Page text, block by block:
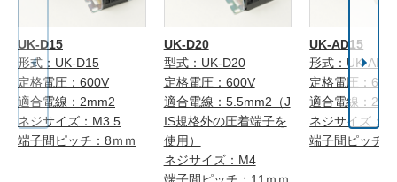
UK-D15
形式：UK-D15
定格電圧：600V
適合電線：2mm2
ネジサイズ：M3.5
端子間ピッチ：8ｍｍ
UK-D20
型式：UK-D20
定格電圧：600V
適合電線：5.5mm2（J
IS規格外の圧着端子を
使用）
ネジサイズ：M4
端子間ピッチ：11ｍｍ
UK-AD15
形式：UK-
定格電圧：
適合電線：
ネジサイズ：
端子間ピッチ